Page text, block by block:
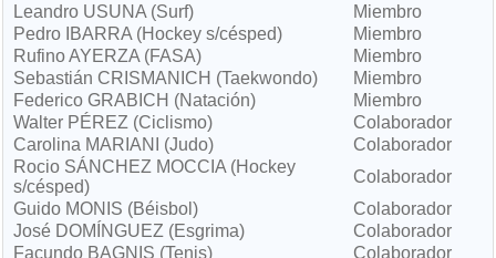
Leandro USUNA (Surf)
Miembro
Pedro IBARRA (Hockey s/césped)
Miembro
Rufino AYERZA (FASA)
Miembro
Sebastián CRISMANICH (Taekwondo)
Miembro
Federico GRABICH (Natación)
Miembro
Walter PÉREZ (Ciclismo)
Colaborador
Carolina MARIANI (Judo)
Colaborador
Rocio SÁNCHEZ MOCCIA (Hockey
s/césped)
Colaborador
Guido MONIS (Béisbol)
Colaborador
José DOMÍNGUEZ (Esgrima)
Colaborador
Facundo BAGNIS (Tenis)
Colaborador